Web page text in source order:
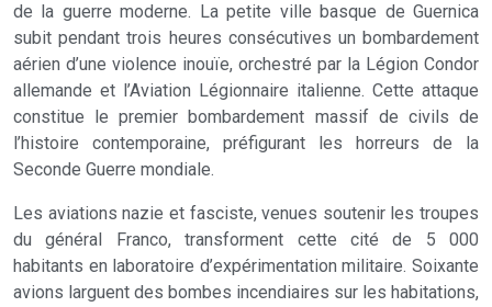
de la guerre moderne. La petite ville basque de Guernica
subit pendant trois heures consécutives un bombardement
aérien d’une violence inouïe, orchestré par la Légion Condor
allemande et l’Aviation Légionnaire italienne. Cette attaque
constitue le premier bombardement massif de civils de
l’histoire contemporaine, préfigurant les horreurs de la
Seconde Guerre mondiale.
Les aviations nazie et fasciste, venues soutenir les troupes
du général Franco, transforment cette cité de 5 000
habitants en laboratoire d’expérimentation militaire. Soixante
avions larguent des bombes incendiaires sur les habitations,